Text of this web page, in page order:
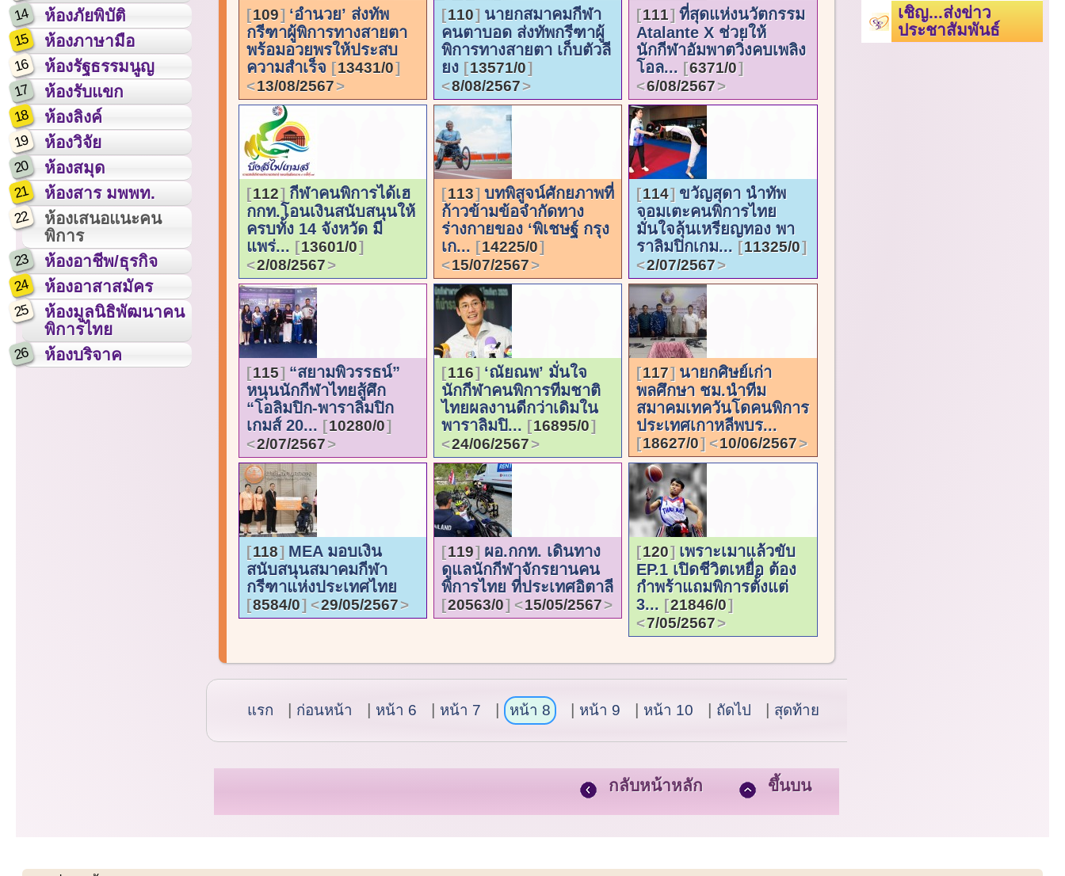
14 ห้องภัยพิบัติ
15 ห้องภาษามือ
16 ห้องรัฐธรรมนูญ
17 ห้องรับแขก
18 ห้องลิงค์
19 ห้องวิจัย
20 ห้องสมุด
21 ห้องสาร มพพท.
22
ห้องเสนอแนะคน
พิการ
23 ห้องอาชีพ/ธุรกิจ
24 ห้องอาสาสมัคร
25
ห้องมูลนิธิพัฒนาคน
พิการไทย
26 ห้องบริจาค
109
‘อำนวย’ ส่งทัพ
กรีฑาผู้พิการทางสายตา
พร้อมอวยพรให้ประสบ
ความสำเร็จ
13431/0
13/08/2567
110
นายกสมาคมกีฬา
คนตาบอด ส่งทัพกรีฑาผู้
พิการทางสายตา เก็บตัวลี
ยง
13571/0
8/08/2567
111
ที่สุดแห่งนวัตกรรม
Atalante X ช่วยให้
นักกีฬาอัมพาตวิ่งคบเพลิง
โอล...
6371/0
6/08/2567
112
กีฬาคนพิการได้เฮ
กกท.โอนเงินสนับสนุนให้
ครบทั้ง 14 จังหวัด มี
แพร่...
13601/0
2/08/2567
113
บทพิสูจน์ศักยภาพที่
ก้าวข้ามข้อจำกัดทาง
ร่างกายของ ‘พิเชษฐ์ กรุง
เก...
14225/0
15/07/2567
114
ขวัญสุดา นำทัพ
จอมเตะคนพิการไทย
มั่นใจลุ้นเหรียญทอง พา
ราลิมปิกเกม...
11325/0
2/07/2567
115
“สยามพิวรรธน์”
หนุนนักกีฬาไทยสู้ศึก
“โอลิมปิก-พาราลิมปิก
เกมส์ 20...
10280/0
2/07/2567
116
‘ณัยณพ’ มั่นใจ
นักกีฬาคนพิการทีมชาติ
ไทยผลงานดีกว่าเดิมใน
พาราลิมปิ...
16895/0
24/06/2567
117
นายกศิษย์เก่า
พลศึกษา ชม.นำทีม
สมาคมเทควันโดคนพิการ
ประเทศเกาหลีพบร...
18627/0 10/06/2567
118
MEA มอบเงิน
สนับสนุนสมาคมกีฬา
กรีฑาแห่งประเทศไทย
8584/0 29/05/2567
119
ผอ.กกท. เดินทาง
ดูแลนักกีฬาจักรยานคน
พิการไทย ที่ประเทศอิตาลี
20563/0 15/05/2567
120
เพราะเมาแล้วขับ
EP.1 เปิดชีวิตเหยื่อ ต้อง
กำพร้าแถมพิการตั้งแต่
3...
21846/0
7/05/2567
แรก ก่อนหน้า หน้า 6 หน้า 7 หน้า 8 หน้า 9 หน้า 10 ถัดไป สุดท้าย
กลับหน้าหลัก ขึ้นบน
เชิญ...ส่งข่าว
ประชาสัมพันธ์